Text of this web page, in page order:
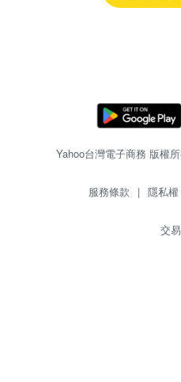
Yahoo台灣電子商務 版權
服務條款 | 隱私權
交